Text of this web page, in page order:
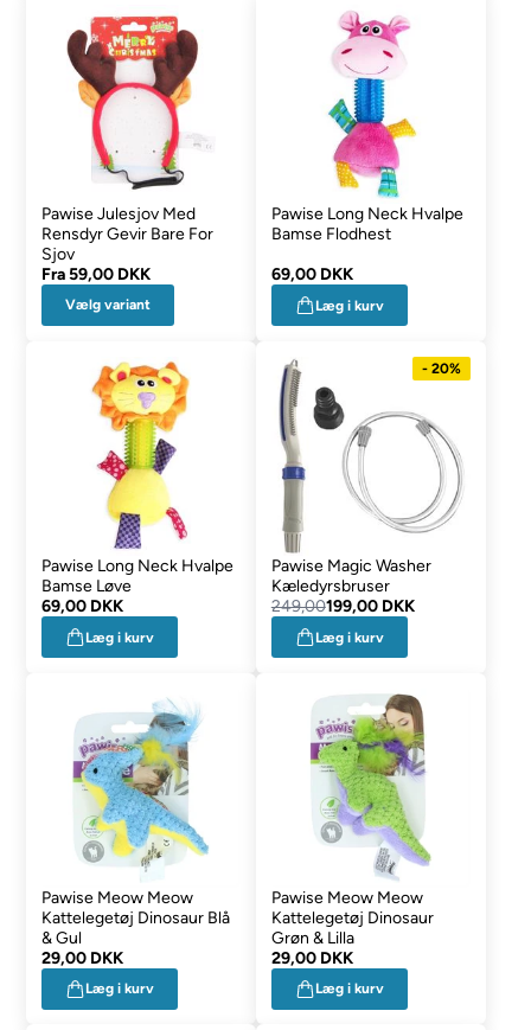
Pawise Julesjov Med
Rensdyr Gevir Bare For
Sjov
Fra59,00 DKK
Vælg variant
Pawise Long Neck Hvalpe
Bamse Flodhest
69,00 DKK
Læg i kurv
Pawise Long Neck Hvalpe
Bamse Løve
69,00 DKK
Læg i kurv
- 20%
Pawise Magic Washer
Kæledyrsbruser
249,00199,00 DKK
Læg i kurv
Pawise Meow Meow
Kattelegetøj Dinosaur Blå
& Gul
29,00 DKK
Læg i kurv
Pawise Meow Meow
Kattelegetøj Dinosaur
Grøn & Lilla
29,00 DKK
Læg i kurv